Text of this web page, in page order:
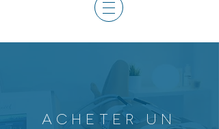
ACHETER UN